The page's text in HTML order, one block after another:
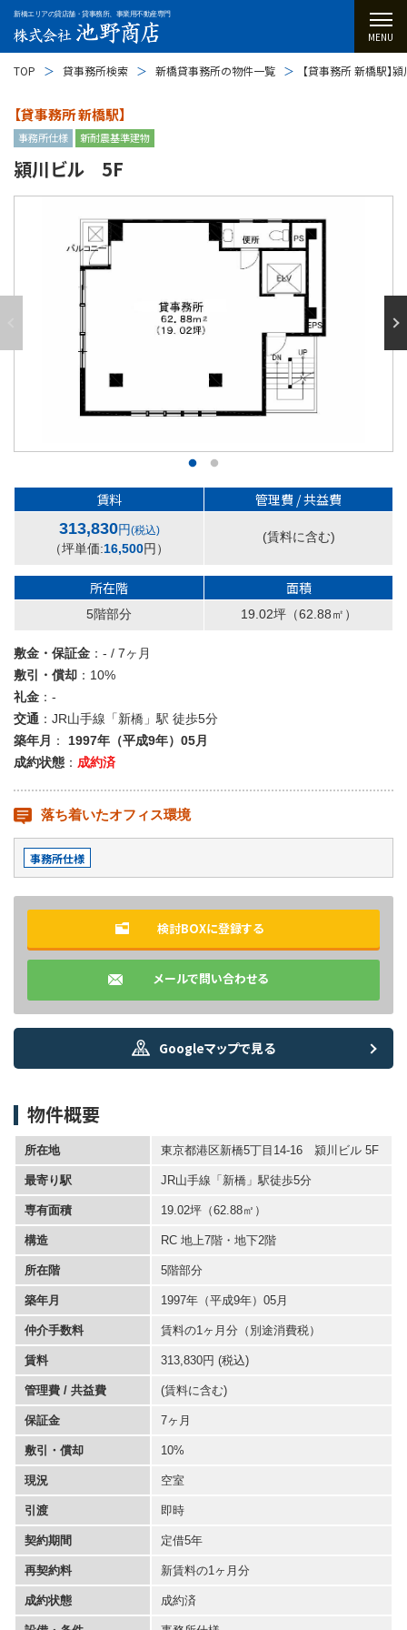
新橋エリアの貸店舗・貸事務所、事業用不動産専門
MENU
TOP 貸事務所検索 新橋貸事務所の物件一覧 【貸事務所 新橋駅】
【貸事務所 新橋駅】
事務所仕様 新耐震基準建物
潁川ビル 5F
賃料
管理費 / 共益費
313,830円(税込)
（坪単価:16,500円）
(賃料に含む)
所在階 面積
5階部分 19.02坪（62.88㎡）
敷金・保証金 ：- / 7ヶ月
敷引・償却 ：10%
礼金 ：-
交通 ：JR山手線「新橋」駅 徒歩5分
築年月
： 1997年（平成9年）05月
成約状態 ： 成約済
落ち着いたオフィス環境
事務所仕様
検討BOXに登録する
メールで問い合わせる
Googleマップで見る
物件概要
所在地 東京都港区新橋5丁目14-16 潁川ビル 5F
最寄り駅 JR山手線「新橋」駅徒歩5分
専有面積 19.02坪 （62.88㎡）
構造 RC 地上7階・地下2階
所在階 5階部分
築年月 1997年（平成9年）05月
仲介手数料 賃料の1ヶ月分（別途消費税）
賃料 313,830円 (税込)
管理費 / 共益費 (賃料に含む)
保証金 7ヶ月
敷引・償却 10%
現況 空室
引渡 即時
契約期間 定借5年
再契約料 新賃料の1ヶ月分
成約状態 成約済